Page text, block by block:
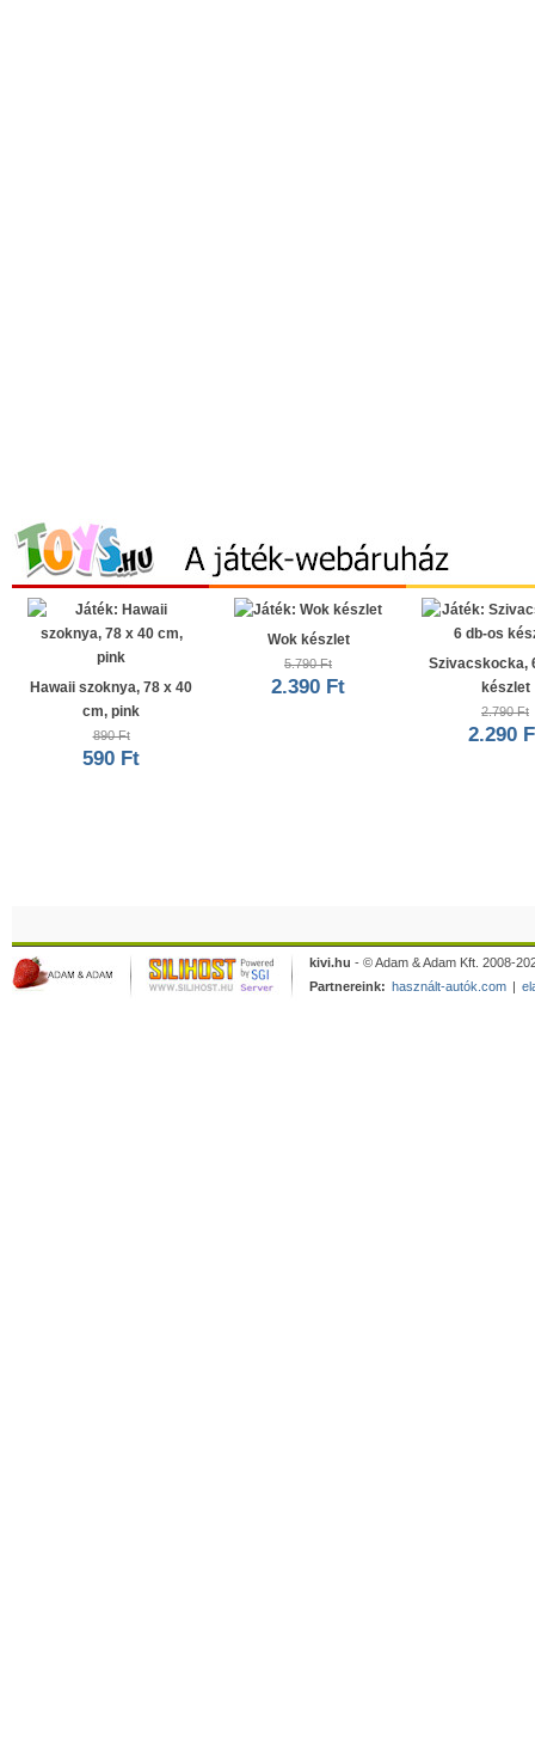
Hawaii szoknya, 78 x 40
cm, pink
890 Ft
590 Ft
Wok készlet
5.790 Ft
2.390 Ft
Szivacskocka,
készlet
2.790 Ft
2.290
kivi.hu - © Adam & Adam Kft. 2008-
Partnereink: használt-autók.com |